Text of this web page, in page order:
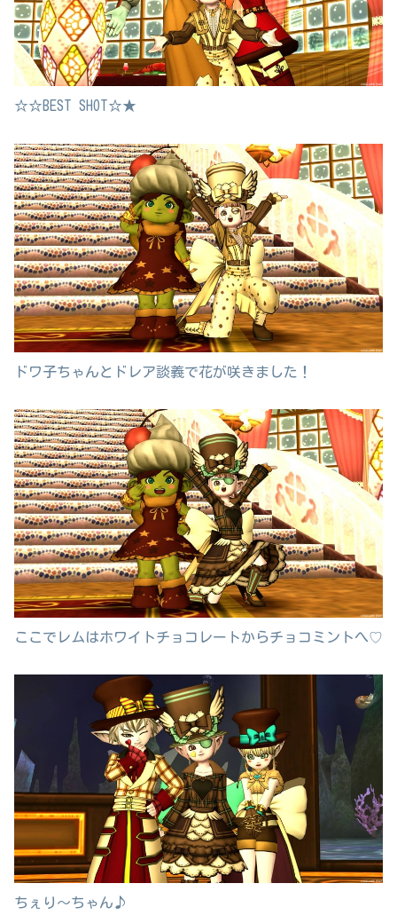
☆☆BEST SHOT☆★
ドワ子ちゃんとドレア談義で花が咲きました！
ここでレムはホワイトチョコレートからチョコミントへ♡
ちぇり～ちゃん♪